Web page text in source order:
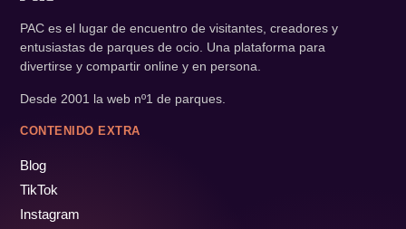
PAC es el lugar de encuentro de visitantes, creadores y
entusiastas de parques de ocio. Una plataforma para
divertirse y compartir online y en persona.
Desde 2001 la web nº1 de parques.
CONTENIDO EXTRA
Blog
TikTok
Instagram